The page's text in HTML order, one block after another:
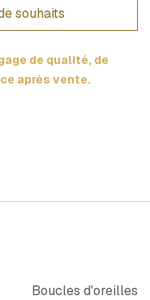
souhaits
de qualité, de
après vente.
Boucles d'oreilles